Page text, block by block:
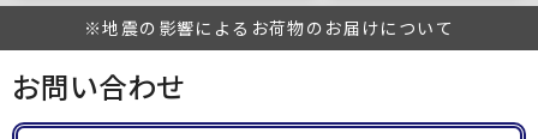
※地震の影響によるお荷物のお届けについて
お問い合わせ